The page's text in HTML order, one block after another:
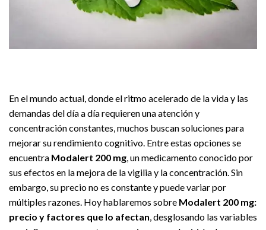
En el mundo actual, donde el ritmo acelerado de la vida y las
demandas del día a día requieren una atención y
concentración constantes, muchos buscan soluciones para
mejorar su rendimiento cognitivo. Entre estas opciones se
encuentra Modalert 200 mg , un medicamento conocido por
sus efectos en la mejora de la vigilia y la concentración. Sin
embargo, su precio no es constante y puede variar por
múltiples razones. Hoy hablaremos sobre Modalert 200 mg:
precio y factores que lo afectan , desglosando las variables